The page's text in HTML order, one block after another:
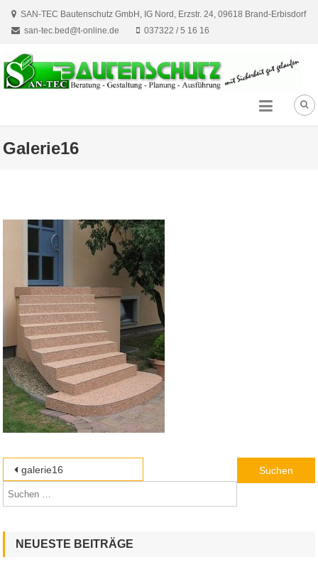
Skip
SAN-TEC Bautenschutz GmbH, IG Nord, Erzstr. 24, 09618 Brand-Erbisdorf
san-tec.bed@t-online.de
037322 / 5 16 16
Galerie16
Beitragsnavigation
galerie16
Suchen
nach:
NEUESTE BEITRÄGE